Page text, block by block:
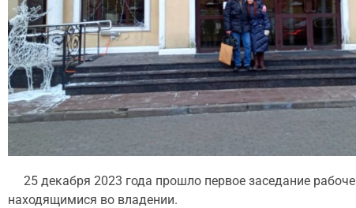
25 декабря 2023 года прошло первое заседание
находящимися во владении.